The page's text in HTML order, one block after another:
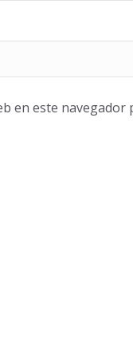
en este navegador